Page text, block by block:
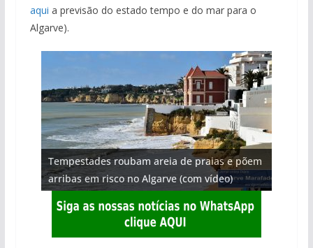
aqui a previsão do estado tempo e do mar para o
Algarve).
Tempestades roubam areia de praias e põem
arribas em risco no Algarve (com vídeo)
Milagre da água. Fontes emblemáticas do
Algarve voltam a ter vida (com vídeo)
Tapas do mar a 3 euros cada. Nova rota
gastronómica nasce no Algarve
Foto do dia: uma cidade algarvia que cresceu
entre redes e fábricas
Projeto milionário: investimento de 108
milhões de euros na construção de dois
hotéis (com vídeo)